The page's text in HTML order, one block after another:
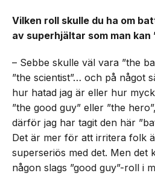
Vilken roll skulle du ha om
av superhjältar som man kan
– Sebbe skulle väl vara ”the
”the scientist”… och på något
hur hatad jag är eller hur
”the good guy” eller ”the
därför jag har tagit den här
Det är mer för att irritera folk
superseriös med det. Men det
någon slags ”good guy”-roll i